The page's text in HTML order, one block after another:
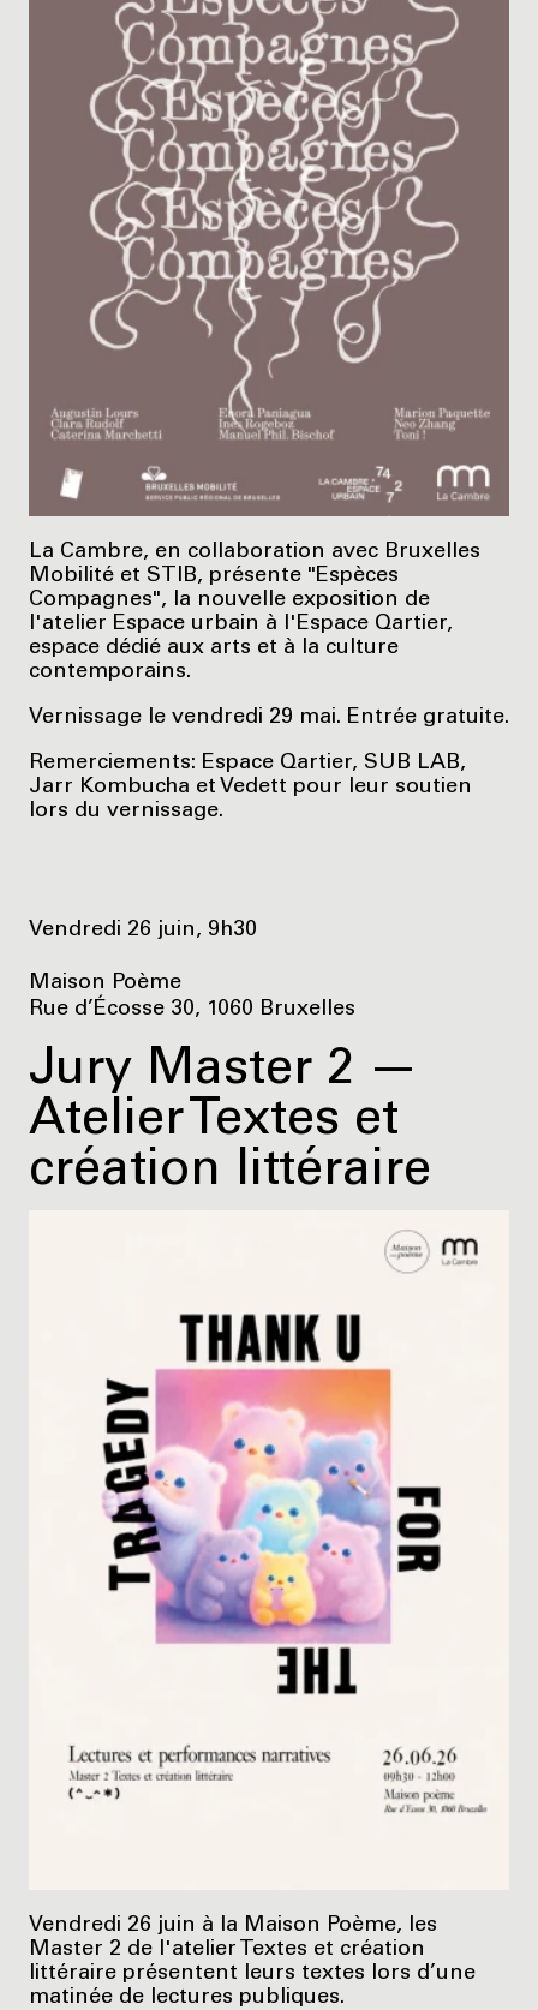
La Cambre, en collaboration avec Bruxelles
Mobilité et STIB, présente "Espèces
Compagnes", la nouvelle exposition de
l'atelier Espace urbain à l'Espace Qartier,
espace dédié aux arts et à la culture
contemporains.
Vernissage le vendredi 29 mai. Entrée gratuite.
Remerciements: Espace Qartier, SUB LAB,
Jarr Kombucha et Vedett pour leur soutien
lors du vernissage.
Vendredi 26 juin, 9h30
Maison Poème
Rue d’Écosse 30, 1060 Bruxelles
Jury Master 2 —
Atelier Textes et
création littéraire
Vendredi 26 juin à la Maison Poème, les
Master 2 de l'atelier Textes et création
littéraire présentent leurs textes lors d’une
matinée de lectures publiques.